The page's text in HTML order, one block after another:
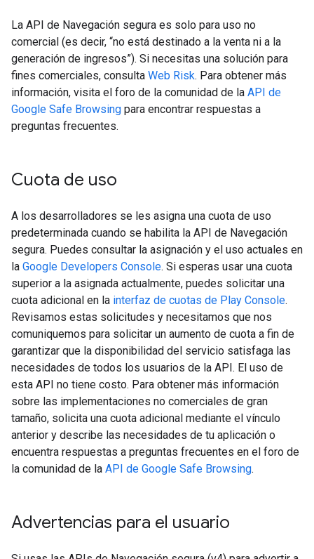
La API de Navegación segura es solo para uso no
comercial (es decir, “no está destinado a la venta ni a la
generación de ingresos”). Si necesitas una solución para
fines comerciales, consulta Web Risk. Para obtener más
información, visita el foro de la comunidad de la API de
Google Safe Browsing para encontrar respuestas a
preguntas frecuentes.
Cuota de uso
A los desarrolladores se les asigna una cuota de uso
predeterminada cuando se habilita la API de Navegación
segura. Puedes consultar la asignación y el uso actuales en
la Google Developers Console. Si esperas usar una cuota
superior a la asignada actualmente, puedes solicitar una
cuota adicional en la interfaz de cuotas de Play Console.
Revisamos estas solicitudes y necesitamos que nos
comuniquemos para solicitar un aumento de cuota a fin de
garantizar que la disponibilidad del servicio satisfaga las
necesidades de todos los usuarios de la API. El uso de
esta API no tiene costo. Para obtener más información
sobre las implementaciones no comerciales de gran
tamaño, solicita una cuota adicional mediante el vínculo
anterior y describe las necesidades de tu aplicación o
encuentra respuestas a preguntas frecuentes en el foro de
la comunidad de la API de Google Safe Browsing.
Advertencias para el usuario